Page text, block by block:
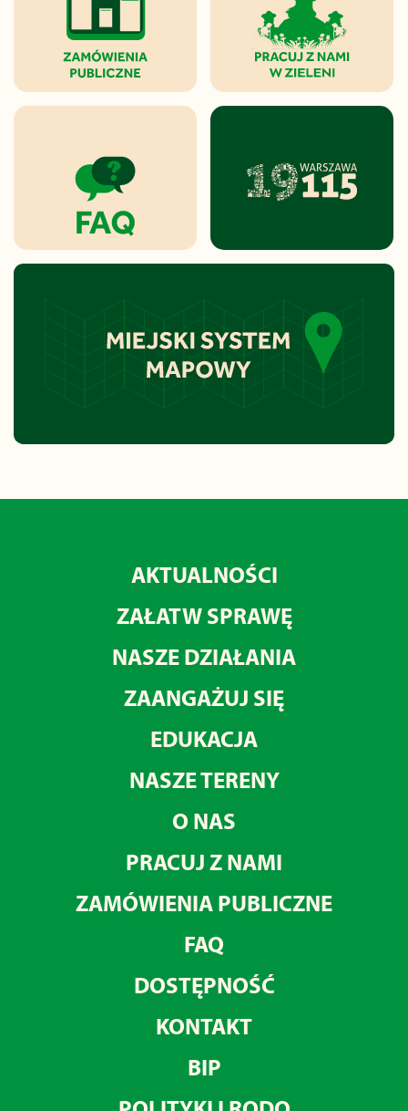
AKTUALNOŚCI
ZAŁATW SPRAWĘ
NASZE DZIAŁANIA
ZAANGAŻUJ SIĘ
EDUKACJA
NASZE TERENY
O NAS
PRACUJ Z NAMI
ZAMÓWIENIA PUBLICZNE
FAQ
DOSTĘPNOŚĆ
KONTAKT
BIP